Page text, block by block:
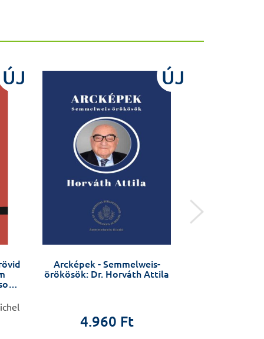
ÚJ ÚJ
Arcképek - Semmelweis-
örökösök: Dr. Horváth Attila
4.960 Ft